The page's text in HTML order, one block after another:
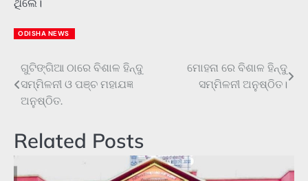
ଥିଲେ।
ODISHA NEWS
Post
navigation
ଗୁଟିଙ୍ଗିଆ ଠାରେ ବିଶାଳ ହିନ୍ଦୁ
ସମ୍ମିଳନୀ ଓ ପଞ୍ଚ ମହାଯଜ୍ଞ
ଅନୁଷ୍ଠିତ.
ମୋହନା ରେ ବିଶାଳ ହିନ୍ଦୁ
ସମ୍ମିଳନୀ ଅନୁଷ୍ଠିତ।
Related Posts